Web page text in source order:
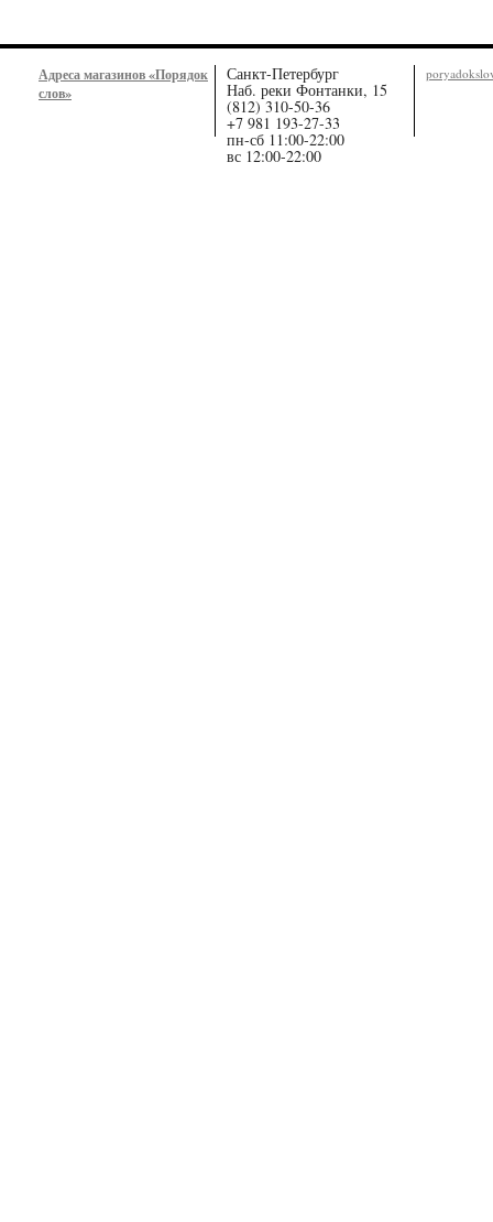
Адреса магазинов «Порядок
слов»
Санкт-Петербург
Наб. реки Фонтанки, 15
(812) 310-50-36
+7 981 193-27-33
пн-сб 11:00-22:00
вс 12:00-22:00